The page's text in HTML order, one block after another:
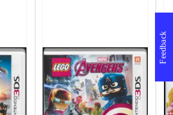
Feedback